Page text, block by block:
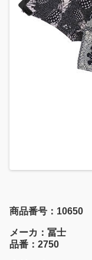
Previous
商品番号：10650
メーカ：冨士
品番：2750